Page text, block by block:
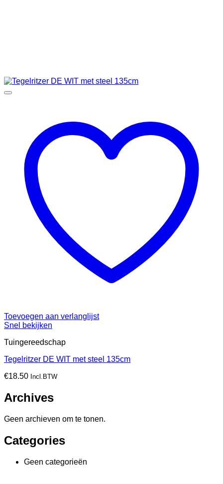
Toevoegen aan verlanglijst
Snel bekijken
Tuingereedschap
Tegelritzer DE WIT met steel 135cm
€18.50 Incl.BTW
Archives
Geen archieven om te tonen.
Categories
Geen categorieën